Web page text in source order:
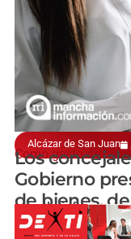
Alcázar de San Juan
Como gesto de
Los
Gobierno
de bienes,